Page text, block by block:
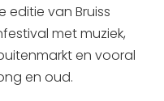
editie van Bruiss
met muziek,
en vooral
en oud.